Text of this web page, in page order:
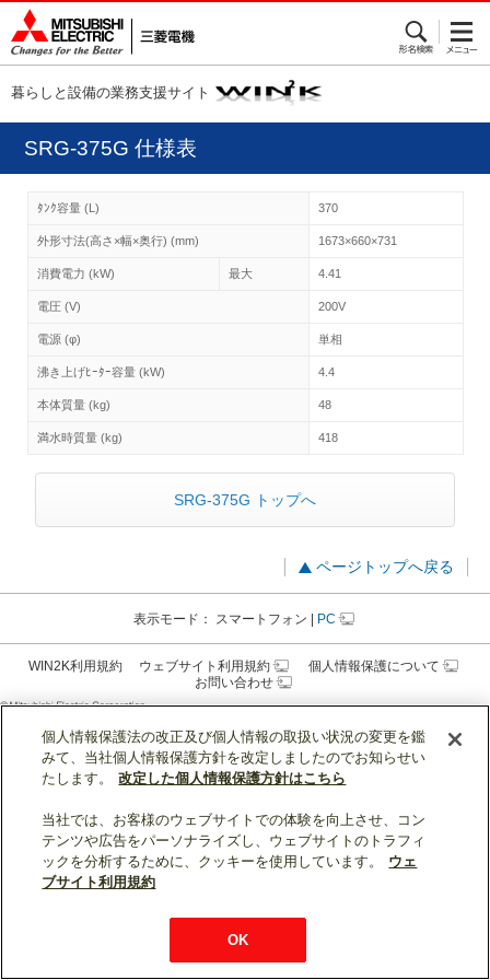
暮らしと設備の業務支援サイト
SRG-375G 仕様表
ﾀﾝｸ容量 (L) 370
外形寸法(高さ×幅×奥行) (mm) 1673×660×731
消費電力 (kW) 最大 4.41
電圧 (V) 200V
電源 (φ) 単相
沸き上げﾋｰﾀｰ容量 (kW) 4.4
本体質量 (kg) 48
満水時質量 (kg) 418
SRG-375G トップへ
ページトップへ戻る
表示モード： スマートフォン PC
WIN2K利用規約 ウェブサイト利用規約
個人情報保護について
お問い合わせ
個人情報保護法の改正及び個人情報の取扱い状況の変更を鑑
みて、当社個人情報保護方針を改定しましたのでお知らせい
たします。
改定した個人情報保護方針はこちら
当社では、お客様のウェブサイトでの体験を向上させ、コン
テンツや広告をパーソナライズし、ウェブサイトのトラフィ
ックを分析するために、クッキーを使用しています。
ウェ
ブサイト利用規約
OK